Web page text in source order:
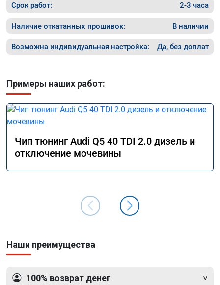
Срок работ: 2-3 часа
Наличие откатанных прошивок: В наличии
Возможна индивидуальная настройка: Да, без доплат
Примеры наших работ:
Чип тюнинг Audi Q5 40 TDI 2.0 дизель и
отключение мочевины
Наши преимущества
100% возврат денег